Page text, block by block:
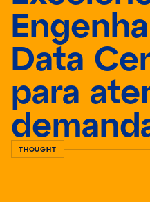
Data
para
THOUGHT